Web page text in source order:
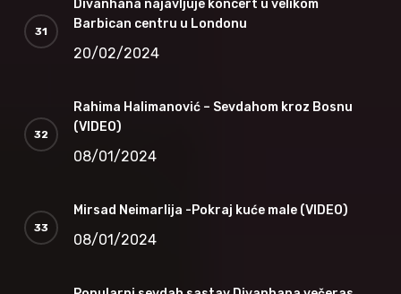
Divanhana najavljuje koncert u velikom
Barbican centru u Londonu
20/02/2024
Rahima Halimanović – Sevdahom kroz Bosnu
(VIDEO)
08/01/2024
Mirsad Neimarlija -Pokraj kuće male (VIDEO)
08/01/2024